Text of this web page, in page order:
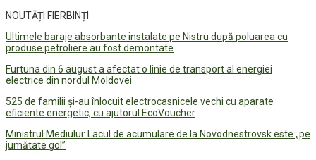
NOUTĂȚI FIERBINȚI
Ultimele baraje absorbante instalate pe Nistru după poluarea cu
produse petroliere au fost demontate
Furtuna din 6 august a afectat o linie de transport al energiei
electrice din nordul Moldovei
525 de familii și-au înlocuit electrocasnicele vechi cu aparate
eficiente energetic, cu ajutorul EcoVoucher
Ministrul Mediului: Lacul de acumulare de la Novodnestrovsk este „pe
jumătate gol”